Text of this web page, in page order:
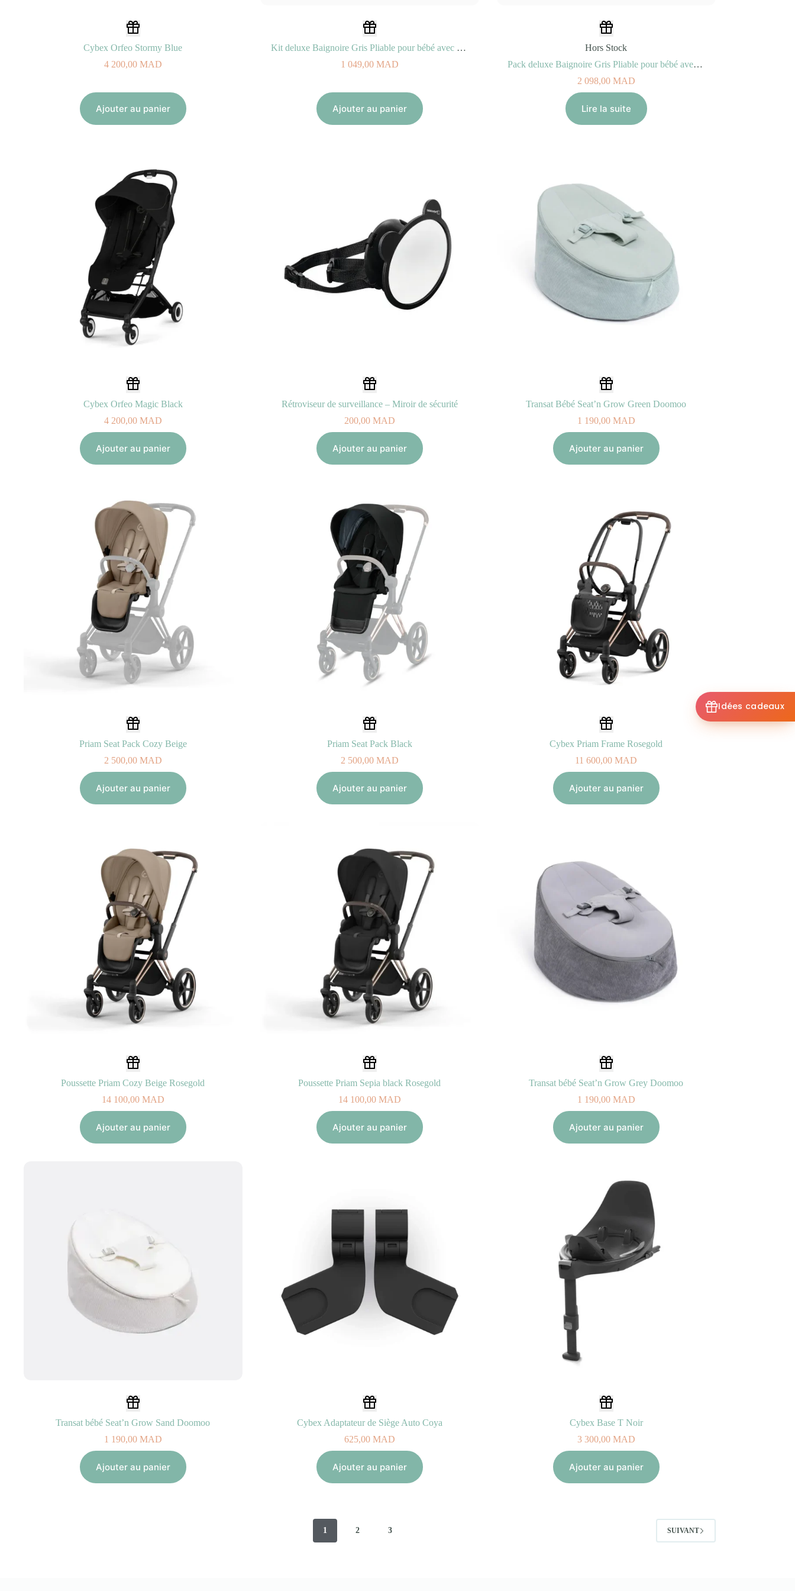
Cybex Orfeo Stormy Blue
4 200,00MAD
Ajouter au panier
Kit deluxe Baignoire Gris Pliable pour bébé avec Coussin+Rince-cheveux+Jouets de bain 0M+
1 049,00MAD
Ajouter au panier
Hors Stock
Pack deluxe Baignoire Gris Pliable pour bébé avec Support+Coussin+Rince-cheveux+Jouets de bain 0M+
2 098,00MAD
Lire la suite
Cybex Orfeo Magic Black
4 200,00MAD
Ajouter au panier
Rétroviseur de surveillance – Miroir de sécurité
200,00MAD
Ajouter au panier
Transat Bébé Seat’n Grow Green Doomoo
1 190,00MAD
Ajouter au panier
Priam Seat Pack Cozy Beige
2 500,00MAD
Ajouter au panier
Priam Seat Pack Black
2 500,00MAD
Ajouter au panier
Cybex Priam Frame Rosegold
11 600,00 MAD
Ajouter au panier
Poussette Priam Cozy Beige Rosegold
14 100,00MAD
Ajouter au panier
Poussette Priam Sepia black Rosegold
14 100,00MAD
Ajouter au panier
Transat bébé Seat’n Grow Grey Doomoo
1 190,00MAD
Ajouter au panier
Transat bébé Seat’n Grow Sand Doomoo
1 190,00MAD
Ajouter au panier
Cybex Adaptateur de Siège Auto Coya
625,00MAD
Ajouter au panier
Cybex Base T Noir
3 300,00MAD
Ajouter au panier
1 2 3 SUIVANT
Idées cadeaux